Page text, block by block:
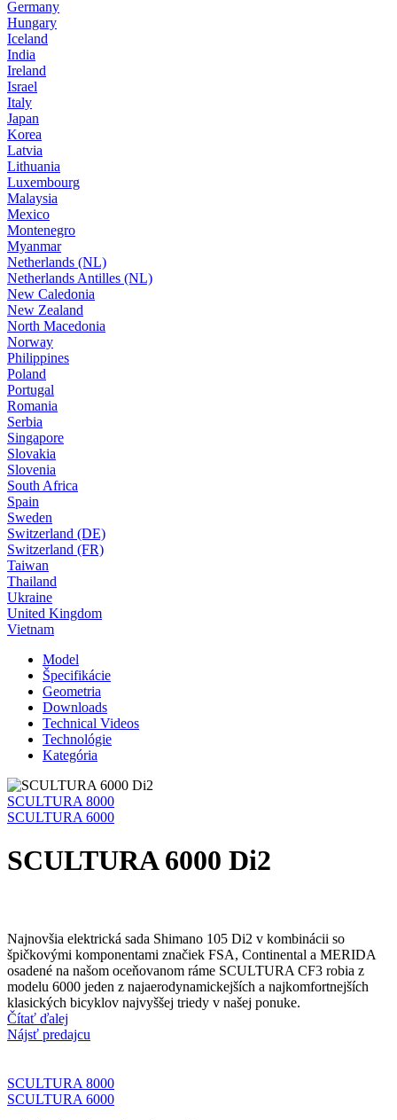
Germany
Hungary
Iceland
India
Ireland
Israel
Italy
Japan
Korea
Latvia
Lithuania
Luxembourg
Malaysia
Mexico
Montenegro
Myanmar
Netherlands (NL)
Netherlands Antilles (NL)
New Caledonia
New Zealand
North Macedonia
Norway
Philippines
Poland
Portugal
Romania
Serbia
Singapore
Slovakia
Slovenia
South Africa
Spain
Sweden
Switzerland (DE)
Switzerland (FR)
Taiwan
Thailand
Ukraine
United Kingdom
Vietnam
Model
Špecifikácie
Geometria
Downloads
Technical Videos
Technológie
Kategória
SCULTURA 8000
SCULTURA 6000
SCULTURA 6000 Di2
Najnovšia elektrická sada Shimano 105 Di2 v kombinácii so
špičkovými komponentami značiek FSA, Continental a MERIDA
osadené na našom oceňovanom ráme SCULTURA CF3 robia z
modelu 6000 jeden z najaerodynamickejších a najkomfortnejších
klasických bicyklov najvyššej triedy v našej ponuke.
Čítať ďalej
Nájsť predajcu
SCULTURA 8000
SCULTURA 6000